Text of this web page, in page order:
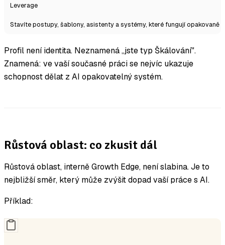
Leverage
Stavíte postupy, šablony, asistenty a systémy, které fungují opakovaně
Profil není identita. Neznamená „jste typ Škálování".
Znamená: ve vaší současné práci se nejvíc ukazuje
schopnost dělat z AI opakovatelný systém.
Růstová oblast: co zkusit dál
Růstová oblast, interně Growth Edge, není slabina. Je to
nejbližší směr, který může zvýšit dopad vaší práce s AI.
Příklad: